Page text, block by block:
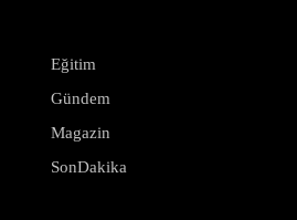
Eğitim
Gündem
Magazin
SonDakika